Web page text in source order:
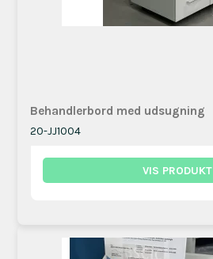
Behandlerbord med udsugning
20-JJ1004
VIS PRODUKT